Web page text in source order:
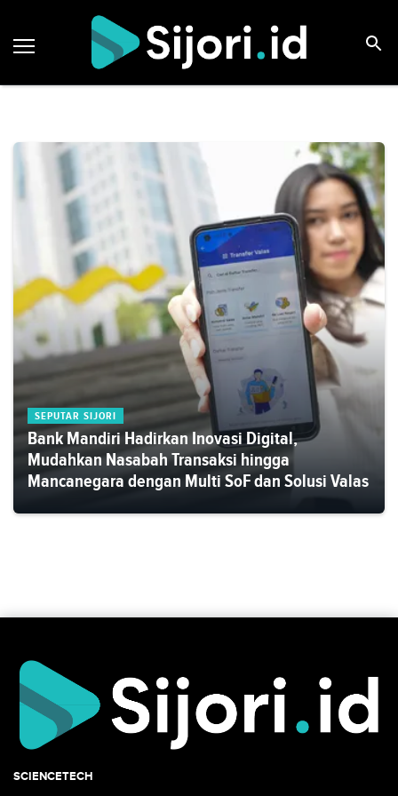
SEPUTAR SIJORI
Bank Mandiri Hadirkan Inovasi Digital,
Mudahkan Nasabah Transaksi hingga
Mancanegara dengan Multi SoF dan Solusi Valas
SCIENCETECH